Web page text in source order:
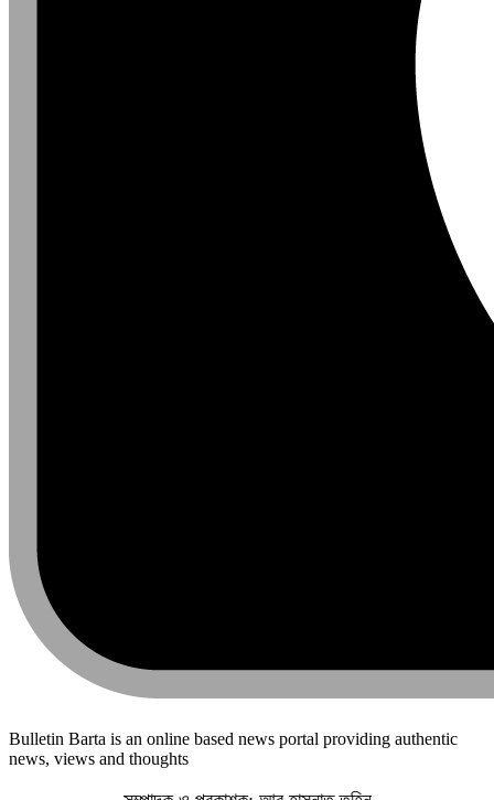
Bulletin Barta is an online based news portal providing authentic
news, views and thoughts